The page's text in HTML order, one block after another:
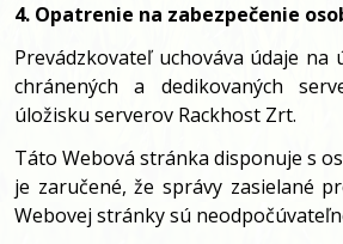
4. Opatrenie na zabezpečenie
Prevádzkovateľ uchováva údaje na
chránených a dedikovaných
úložisku serverov Rackhost Zrt.
Táto Webová stránka disponuje s
je zaručené, že správy zasielané
Webovej stránky sú